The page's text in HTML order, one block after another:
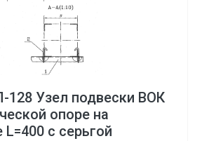
128 Узел подвески ВОК
опоре на
с серьгой